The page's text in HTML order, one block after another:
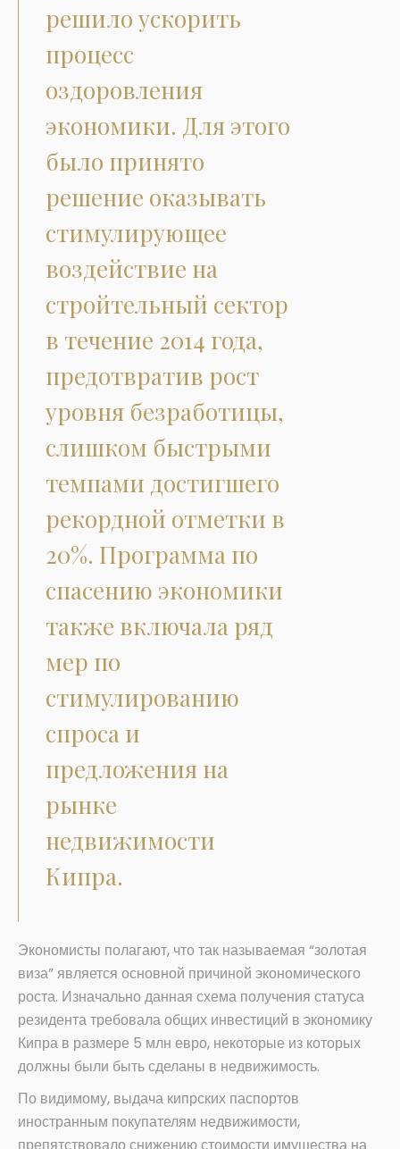
решило ускорить
процесс
оздоровления
экономики. Для этого
было принято
решение оказывать
стимулирующее
воздействие на
стройтельный сектор
в течение 2014 года,
предотвратив рост
уровня безработицы,
слишком быстрыми
темпами достигшего
рекордной отметки в
20%. Программа по
спасению экономики
также включала ряд
мер по
стимулированию
спроса и
предложения на
рынке
недвижимости
Кипра.
Экономисты полагают, что так называемая “золотая
виза” является основной причиной экономического
роста. Изначально данная схема получения статуса
резидента требовала общих инвестиций в экономику
Кипра в размере 5 млн евро, некоторые из которых
должны были быть сделаны в недвижимость.
По видимому, выдача кипрских паспортов
иностранным покупателям недвижимости,